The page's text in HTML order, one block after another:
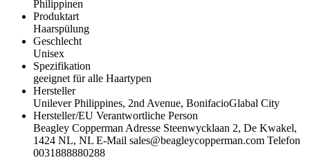
Philippinen
Produktart
Haarspülung
Geschlecht
Unisex
Spezifikation
geeignet für alle Haartypen
Hersteller
Unilever Philippines, 2nd Avenue, BonifacioGlabal City
Hersteller/EU Verantwortliche Person
Beagley Copperman Adresse Steenwycklaan 2, De Kwakel,
1424 NL, NL E-Mail sales@beagleycopperman.com Telefon
0031888880288